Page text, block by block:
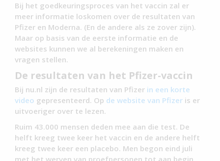
Bij het goedkeuringsproces van het vaccin zal er
meer informatie loskomen over de resultaten van
Pfizer en Moderna. (En de andere als ze zover zijn).
Maar op basis van de eerste informatie en de
websites kunnen we al berekeningen maken en
vragen stellen.
De resultaten van het Pfizer-vaccin
Bij nu.nl zijn de resultaten van Pfizer in een korte
video gepresenteerd. Op de website van Pfizer is er
uitvoeriger over te lezen.
Ruim 43.000 mensen deden mee aan die test. De
helft kreeg twee keer het vaccin en de andere helft
kreeg twee keer een placebo. Men begon eind juli